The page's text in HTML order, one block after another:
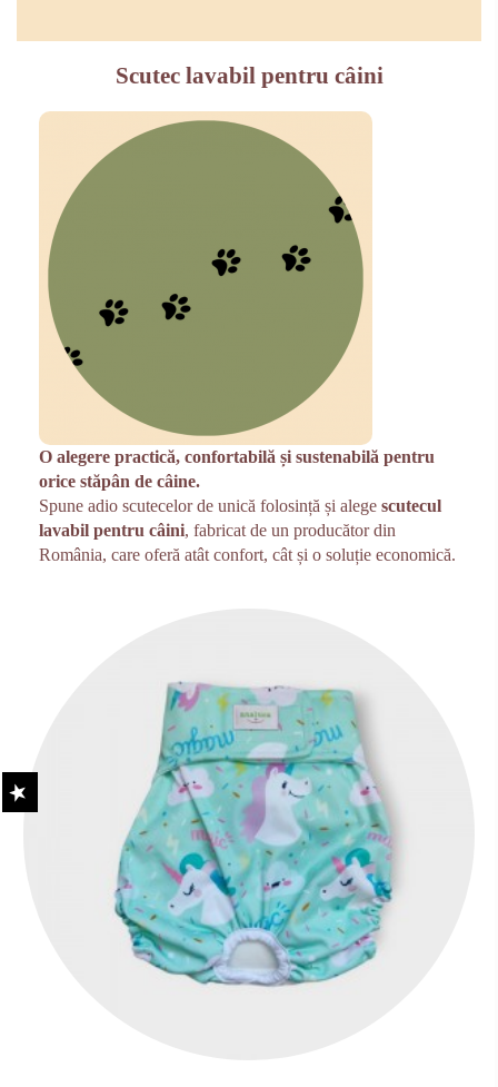
Scutec lavabil pentru câini
O alegere practică, confortabilă și sustenabilă pentru
orice stăpân de câine.
Spune adio scutecelor de unică folosință și alege scutecul
lavabil pentru câini, fabricat de un producător din
România, care oferă atât confort, cât și o soluție economică.